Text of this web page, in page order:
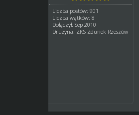
Liczba postów: 901
Liczba wątków: 8
Dołączył: Sep 2010
Drużyna: ZKS Zdunek Rzeszów